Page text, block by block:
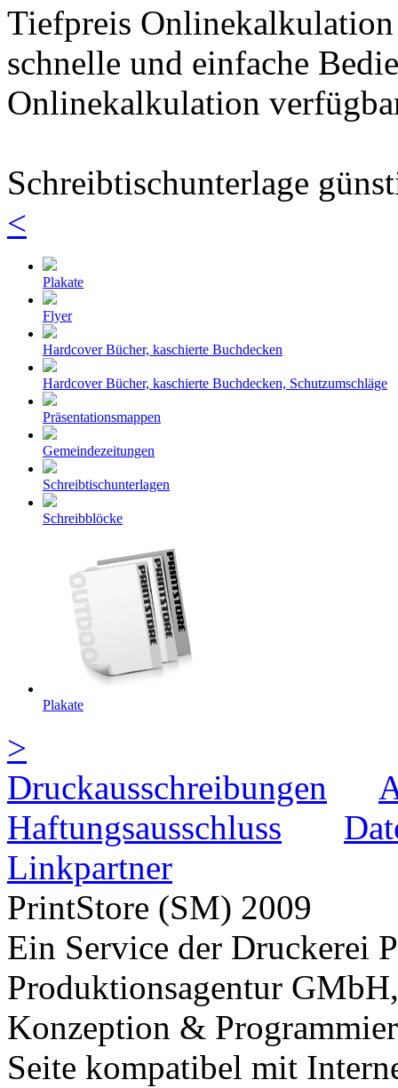
Tiefpreis
schnelle und einfache
Onlinekalkulation
Schreibtischunterlage
<
Plakate
Flyer
Hardcover Bücher, kaschierte Buchdecken
Hardcover Bücher, kaschierte Buchdecken, Schutzumschläge
Präsentationsmappen
Gemeindezeitungen
Schreibtischunterlagen
Schreibblöcke
Plakate
>
Druckausschreibungen
Haftungsausschluss
Linkpartner
PrintStore (SM) 2009
Ein Service der Druckerei
Produktionsagentur
Konzeption &
Seite kompatibel mit